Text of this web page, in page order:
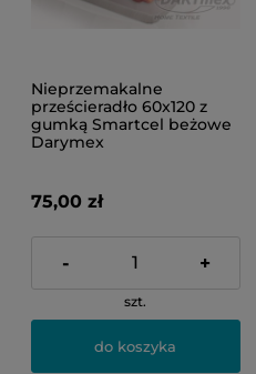
Nieprzemakalne
prześcieradło 60x120 z
gumką Smartcel beżowe
Darymex
75,00 zł
- +
szt.
do koszyka